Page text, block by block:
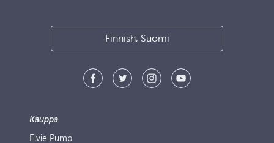
Finnish, Suomi
Kauppa
Elvie Pump